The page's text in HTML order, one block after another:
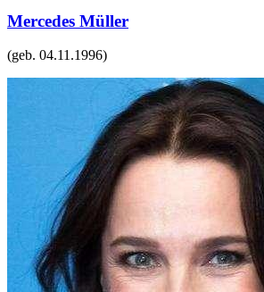
Mercedes Müller
(geb. 04.11.1996)